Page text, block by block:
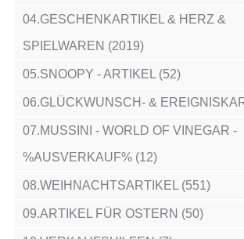
04.GESCHENKARTIKEL & HERZ &
SPIELWAREN (2019)
05.SNOOPY - ARTIKEL (52)
06.GLÜCKWUNSCH- &
07.MUSSINI - WORLD OF VINEGAR -
%AUSVERKAUF% (12)
08.WEIHNACHTSARTIKEL (551)
09.ARTIKEL FÜR OSTERN (50)